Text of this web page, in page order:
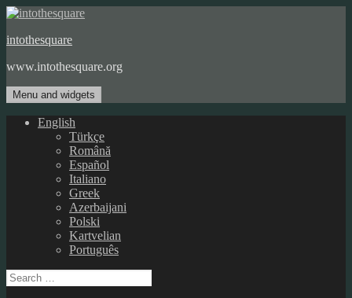
Skip
content
intothesquare
www.intothesquare.org
Menu and widgets
English
Türkçe
Română
Español
Italiano
Greek
Azerbaijani
Polski
Kartvelian
Português
Search
for: